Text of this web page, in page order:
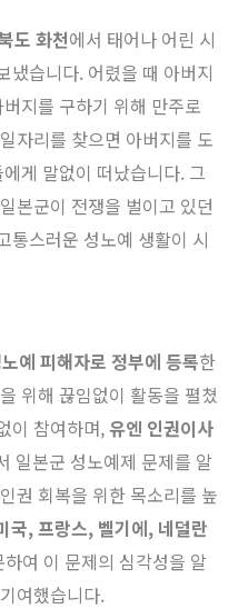
도 화천에서 태어나 어린 시
냈습니다. 어렸을 때 아버지
지를 구하기 위해 만주로
자리를 찾으면 아버지를 도
게 말없이 떠났습니다. 그
본군이 전쟁을 벌이고 있던
통스러운 성노예 생활이 시
예 피해자로 정부에 등록한
위해 끊임없이 활동을 펼쳤
이 참여하며,유엔 인권이사
일본군 성노예제 문제를 알
권 회복을 위한 목소리를 높
국, 프랑스, 벨기에, 네덜란
여 이 문제의 심각성을 알
여했습니다.